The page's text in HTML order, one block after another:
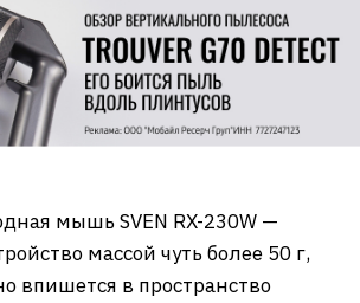
мышь SVEN RX-230W —
массой чуть более 50 г,
впишется в пространство